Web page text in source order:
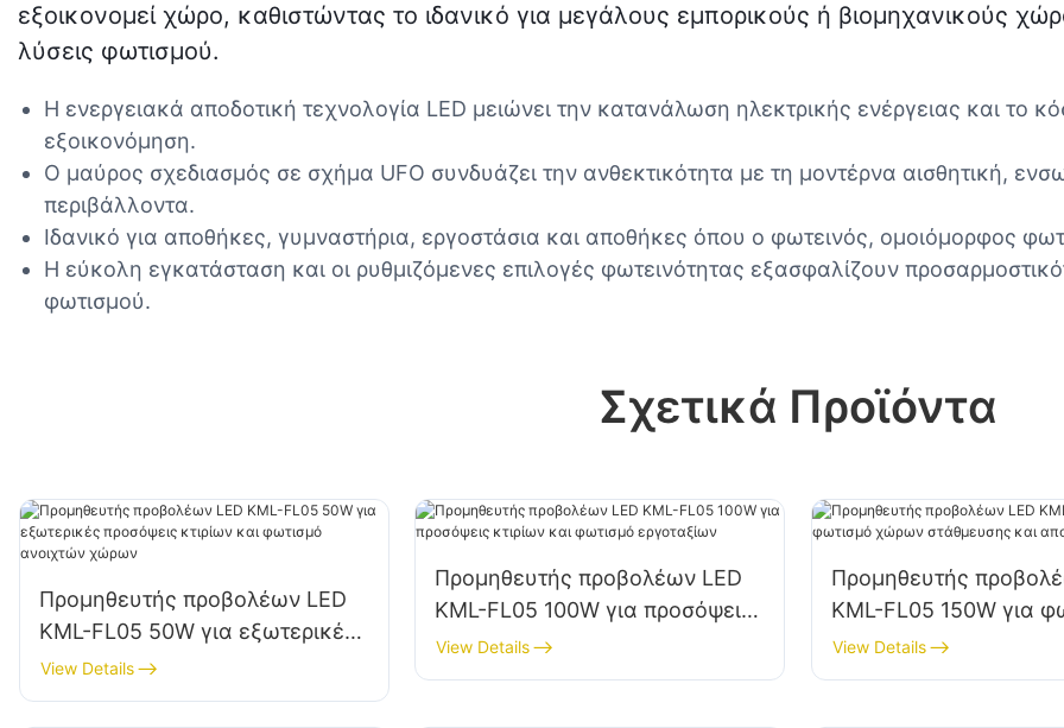
εξοικονομεί χώρο, καθιστώντας το ιδανικό για μεγάλους εμπορικούς ή βιομηχανικούς
λύσεις φωτισμού.
Η ενεργειακά αποδοτική τεχνολογία LED μειώνει την κατανάλωση ηλεκτρικής ενέργειας και το
εξοικονόμηση.
Ο μαύρος σχεδιασμός σε σχήμα UFO συνδυάζει την ανθεκτικότητα με τη μοντέρνα αισθητική,
περιβάλλοντα.
Ιδανικό για αποθήκες, γυμναστήρια, εργοστάσια και αποθήκες όπου ο φωτεινός, ομοιόμορφος
Η εύκολη εγκατάσταση και οι ρυθμιζόμενες επιλογές φωτεινότητας εξασφαλίζουν
φωτισμού.
Σχετικά Προϊόντα
Προμηθευτής προβολέων LED
KML-FL05 50W για εξωτερικές
προσόψεις κτιρίων και φωτισμό
ανοιχτών χώρων
View Details
Προμηθευτής προβολέων LED
KML-FL05 100W για προσόψεις
κτιρίων και φωτισμό
εργοταξίων
View Details
Προμηθευτής
KML-FL05 150W για
χώρων στάθμευσης και
αποθήκευσης
View Details